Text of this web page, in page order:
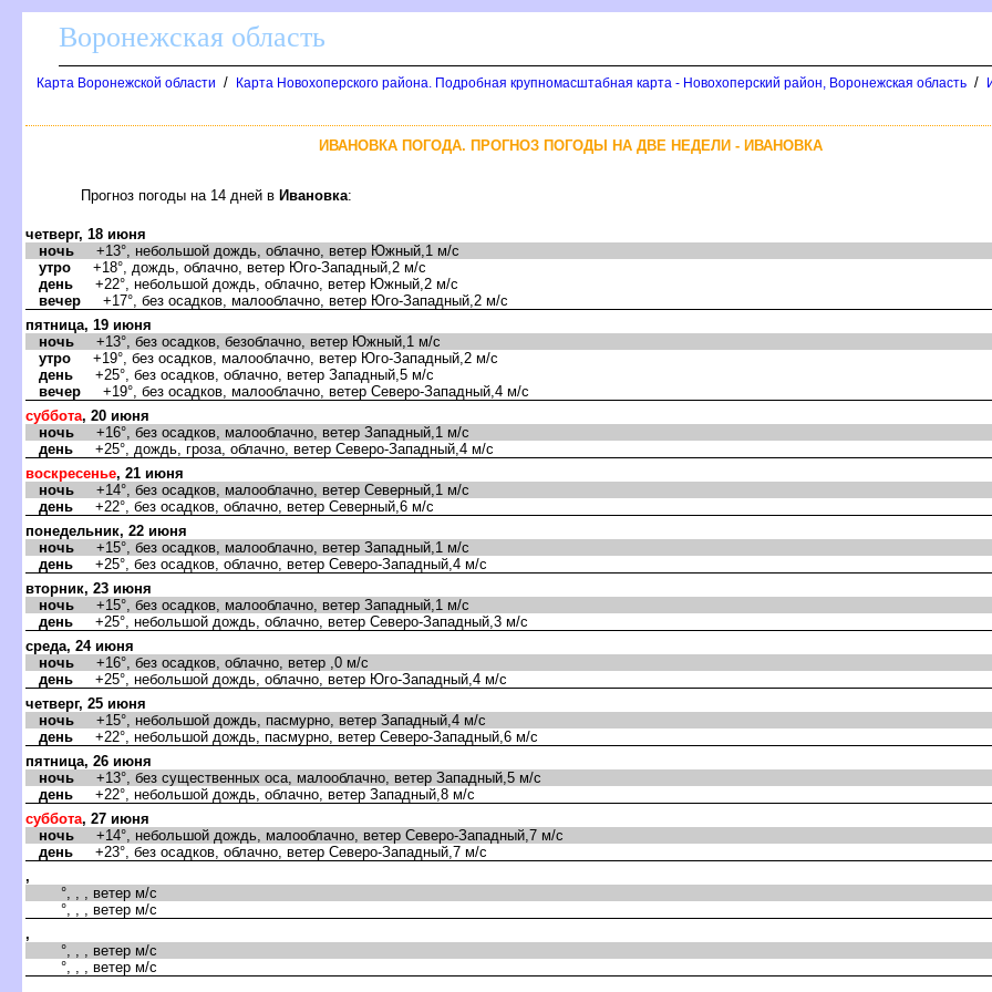
оронежская область
Карта Воронежской области / Карта Новохоперского района. Подробная крупномасштабная карта - Новохоперский район, Воронежская область /
ИВАНОВКА ПОГОДА. ПРОГНОЗ ПОГОДЫ НА ДВЕ НЕДЕЛИ - ИВАНОВКА
Прогноз погоды на 14 дней Ивановка:
четверг, 18 июня
ночь +13°, небольшой дождь, облачно, ветер Южный,1 м/с
утро +18°, дождь, облачно, ветер Юго-Западный,2 м/с
день +22°, небольшой дождь, облачно, ветер Южный,2 м/с
ечер +17°, без осадков, малооблачно, ветер Юго-Западный,2 м/с
пятница, 19 июня
ночь +13°, без осадков, безоблачно, ветер Южный,1 м/с
утро +19°, без осадков, малооблачно, ветер Юго-Западный,2 м/с
день +25°, без осадков, облачно, ветер Западный,5 м/с
ечер +19°, без осадков, малооблачно, ветер Северо-Западный,4 м/с
суббота, 20 июня
ночь +16°, без осадков, малооблачно, ветер Западный,1 м/с
день +25°, дождь, гроза, облачно, ветер Северо-Западный,4 м/с
оскресенье, 21 июня
ночь +14°, без осадков, малооблачно, ветер Северный,1 м/с
день +22°, без осадков, облачно, ветер Северный,6 м/с
понедельник, 22 июня
ночь +15°, без осадков, малооблачно, ветер Западный,1 м/с
день +25°, без осадков, облачно, ветер Северо-Западный,4 м/с
торник, 23 июня
ночь +15°, без осадков, малооблачно, ветер Западный,1 м/с
день +25°, небольшой дождь, облачно, ветер Северо-Западный,3 м/с
среда, 24 июня
ночь +16°, без осадков, облачно, ветер ,0 м/с
день +25°, небольшой дождь, облачно, ветер Юго-Западный,4 м/с
четверг, 25 июня
ночь +15°, небольшой дождь, пасмурно, ветер Западный,4 м/с
день +22°, небольшой дождь, пасмурно, ветер Северо-Западный,6 м/с
пятница, 26 июня
ночь +13°, без существенных оса, малооблачно, ветер Западный,5 м/с
день +22°, небольшой дождь, облачно, ветер Западный,8 м/с
суббота, 27 июня
ночь +14°, небольшой дождь, малооблачно, ветер Северо-Западный,7 м/с
день +23°, без осадков, облачно, ветер Северо-Западный,7 м/с
,
°, , , ветер м/с
°, , , ветер м/с
,
°, , , ветер м/с
°, , , ветер м/с